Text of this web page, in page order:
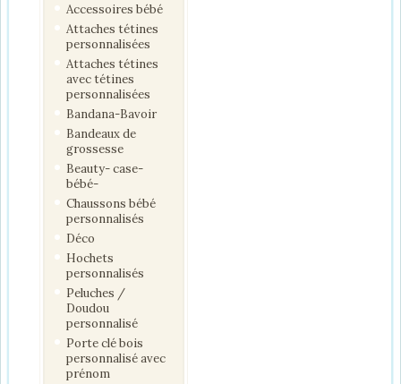
Accessoires bébé
Attaches tétines
personnalisées
Attaches tétines
avec tétines
personnalisées
Bandana-Bavoir
Bandeaux de
grossesse
Beauty- case-
bébé-
Chaussons bébé
personnalisés
Déco
Hochets
personnalisés
Peluches /
Doudou
personnalisé
Porte clé bois
personnalisé avec
prénom